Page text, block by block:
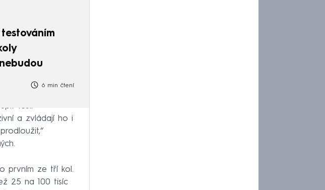
6 min čtení
test.
a zvládají ho i
prvním ze tří kol.
25 na 100 tisíc